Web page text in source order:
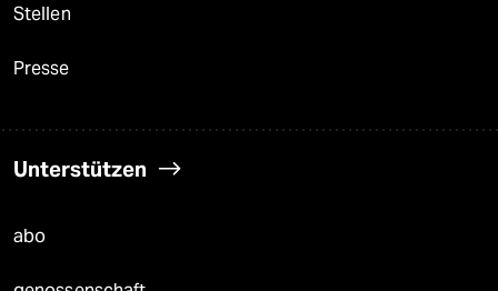
Stellen
Presse
Unterstützen
abo